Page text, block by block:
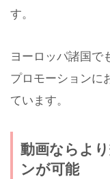
す。
ヨーロッパ諸国で
プロモーションに
ています。
動画ならよ
ンが可能